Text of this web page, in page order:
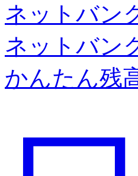
ネットバン
ネットバン
かんたん残